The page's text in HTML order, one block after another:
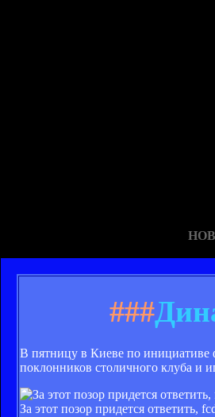
###
В пятницу в Киеве по
поклонников столичного клуба и
За этот позор придется ответить,